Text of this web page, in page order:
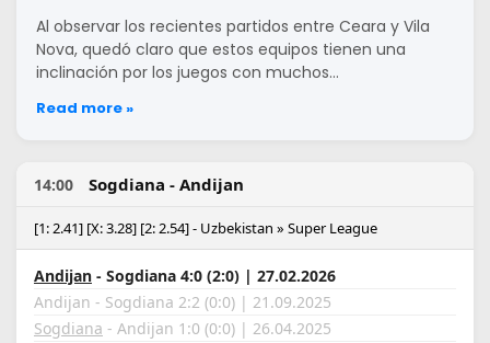
Al observar los recientes partidos entre Ceara y Vila
Nova, quedó claro que estos equipos tienen una
inclinación por los juegos con muchos…
Read more »
14:00 Sogdiana - Andijan
[1: 2.41] [X: 3.28] [2: 2.54] - Uzbekistan » Super League
Andijan - Sogdiana 4:0 (2:0) | 27.02.2026
Andijan - Sogdiana 2:2 (0:0) | 21.09.2025
Sogdiana - Andijan 1:0 (0:0) | 26.04.2025